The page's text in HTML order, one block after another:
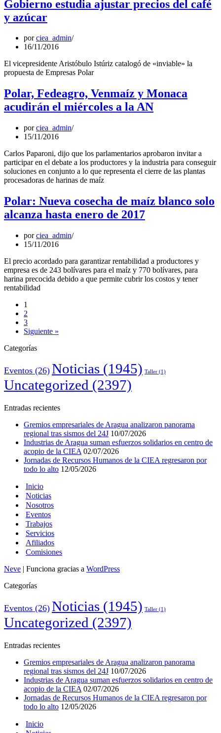
Gobierno estudia ajustar precios del café
y azúcar
porciea_admin
16/11/2016
El vicepresidente Aristóbulo Istúriz catalogó de «inviable» la
propuesta de Empresas Polar
Polar, Fedeagro, Venmaíz y Monaca
acudirán el miércoles a la AN
porciea_admin
15/11/2016
Carlos Paparoni, dijo que los parlamentarios aprobaron invitar a
participar en el debate a los productores y la industria para conseguir
soluciones en conjunto a lo que representa el cierre de las plantas
procesadoras de harinas de maíz
Polar: Nueva cosecha de maíz blanco solo
alcanza hasta enero de 2017
porciea_admin
15/11/2016
El precio acordado para garantizar rentabilidad a productores y
empresa es de 243 bolívares para el maíz y 770 bolívares, para
harina precocida debido a que permite cubrir los costos y tener
rentabilidad
1
2
3
Siguiente »
Categorías
Eventos (26) Noticias (1945) Taller (1)
Uncategorized (2397)
Entradas recientes
Gremios empresariales de Aragua analizaron panorama
regional tras sismos del 24J 10/07/2026
Industrias de Aragua suman esfuerzos solidarios en centro de
acopio de la CIEA 02/07/2026
Jornadas de Recursos Humanos de la CIEA regresaron por
todo lo alto 12/05/2026
Inicio
Noticias
Nosotros
Eventos
Trabajos
Servicios
Afiliados
Comisiones
Neve | Funciona gracias a WordPress
Categorías
Eventos (26) Noticias (1945) Taller (1)
Uncategorized (2397)
Entradas recientes
Gremios empresariales de Aragua analizaron panorama
regional tras sismos del 24J 10/07/2026
Industrias de Aragua suman esfuerzos solidarios en centro de
acopio de la CIEA 02/07/2026
Jornadas de Recursos Humanos de la CIEA regresaron por
todo lo alto 12/05/2026
Inicio